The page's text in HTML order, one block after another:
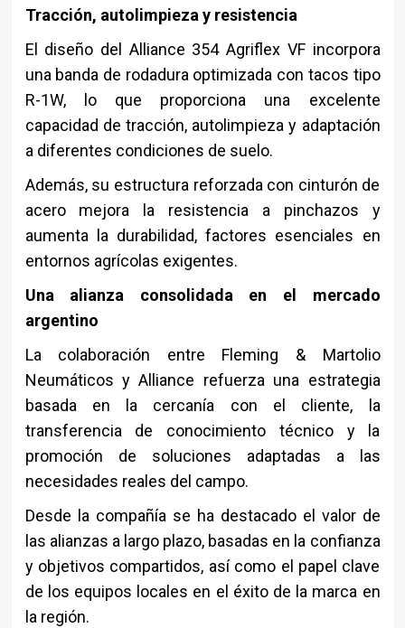
Tracción, autolimpieza y resistencia
El diseño del Alliance 354 Agriflex VF incorpora
una banda de rodadura optimizada con tacos tipo
R-1W, lo que proporciona una excelente
capacidad de tracción, autolimpieza y adaptación
a diferentes condiciones de suelo.
Además, su estructura reforzada con cinturón de
acero mejora la resistencia a pinchazos y
aumenta la durabilidad, factores esenciales en
entornos agrícolas exigentes.
Una alianza consolidada en el mercado
argentino
La colaboración entre Fleming & Martolio
Neumáticos y Alliance refuerza una estrategia
basada en la cercanía con el cliente, la
transferencia de conocimiento técnico y la
promoción de soluciones adaptadas a las
necesidades reales del campo.
Desde la compañía se ha destacado el valor de
las alianzas a largo plazo, basadas en la confianza
y objetivos compartidos, así como el papel clave
de los equipos locales en el éxito de la marca en
la región.